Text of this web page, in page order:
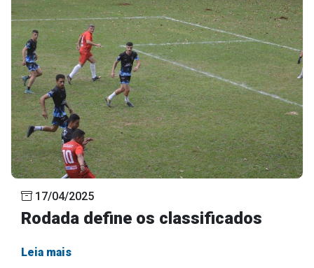
17/04/2025
Rodada define os classificados
Leia mais